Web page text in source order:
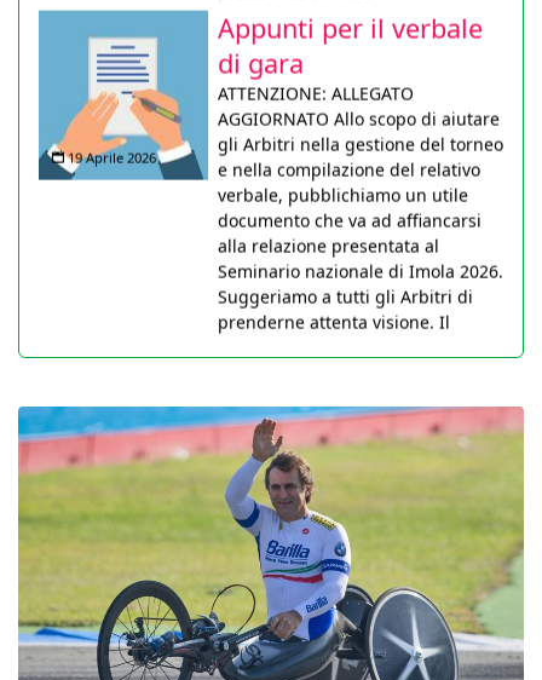
19 Aprile 2026
di gara
ATTENZIONE: ALLEGATO
AGGIORNATO Allo scopo di aiutare
gli Arbitri nella gestione del torneo
e nella compilazione del relativo
verbale, pubblichiamo un utile
documento che va ad affiancarsi
alla relazione presentata al
Seminario nazionale di Imola 2026.
Suggeriamo a tutti gli Arbitri di
prenderne attenta visione. Il
documento sarà anche pubblicato
nella pagina didattica non appena
tecnicamente possibile.